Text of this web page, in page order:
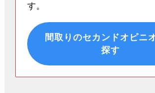
す。
間取りのセカンドオピニ
探す